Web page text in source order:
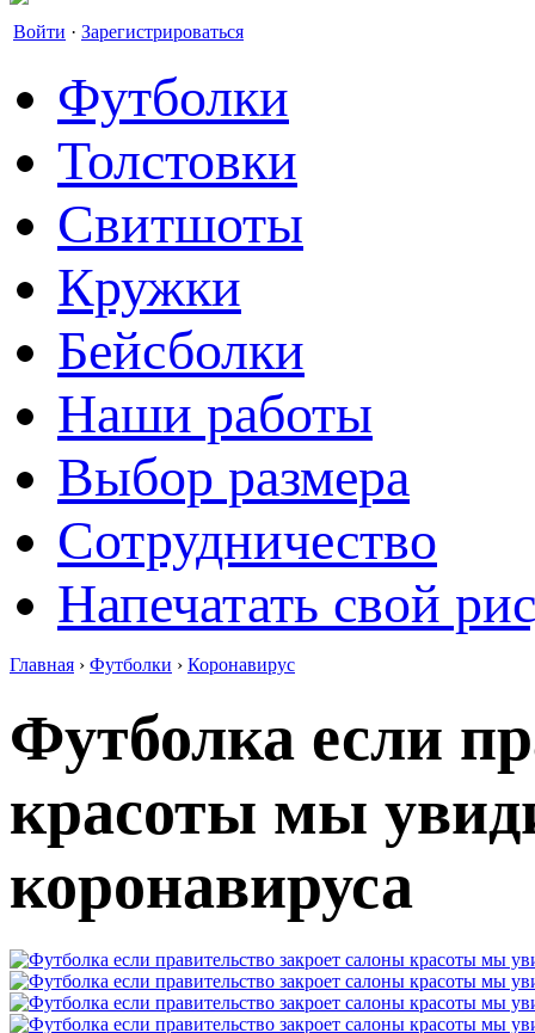
Войти · Зарегистрироваться
Футболки
Толстовки
Свитшоты
Кружки
Бейсболки
Наши работы
Выбор размера
Сотрудничество
Напечатать свой
Главная › Футболки › Коронавирус
Футболка если
красоты мы
коронавируса